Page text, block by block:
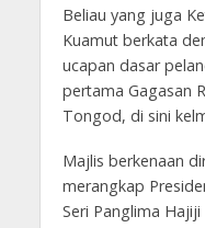
Beliau yang juga
Kuamut berkata
ucapan dasar
pertama Gagasan
Tongod, di sini
Majlis berkenaan
merangkap
Seri Panglima